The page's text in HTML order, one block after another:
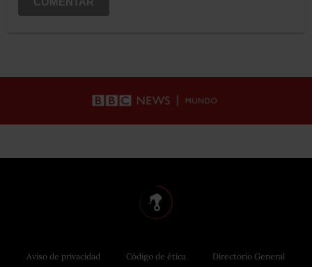
Aviso de privacidad Código de ética Directorio General